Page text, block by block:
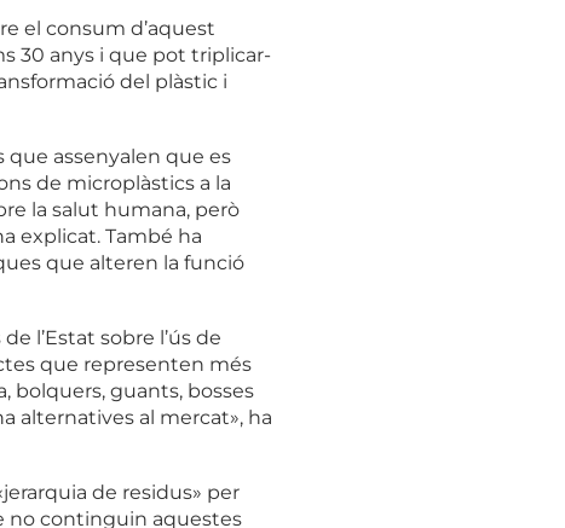
el consum d’aquest
30 anys i que pot triplicar-
del plàstic i
que assenyalen que es
de microplàstics a la
la salut humana, però
explicat. També ha
que alteren la funció
l’Estat sobre l’ús de
que representen més
bolquers, guants, bosses
alternatives al mercat», ha
de residus» per
no continguin aquestes